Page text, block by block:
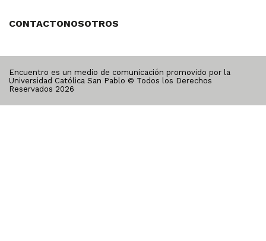
CONTACTONOSOTROS
Encuentro es un medio de comunicación promovido por la
Universidad Católica San Pablo © Todos los Derechos
Reservados 2026